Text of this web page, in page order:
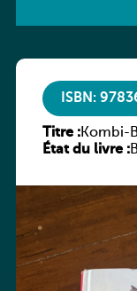
ISBN:
Titre :Kombi-
État du livre :